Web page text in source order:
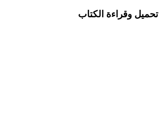
تحميل وقراءة الكتاب